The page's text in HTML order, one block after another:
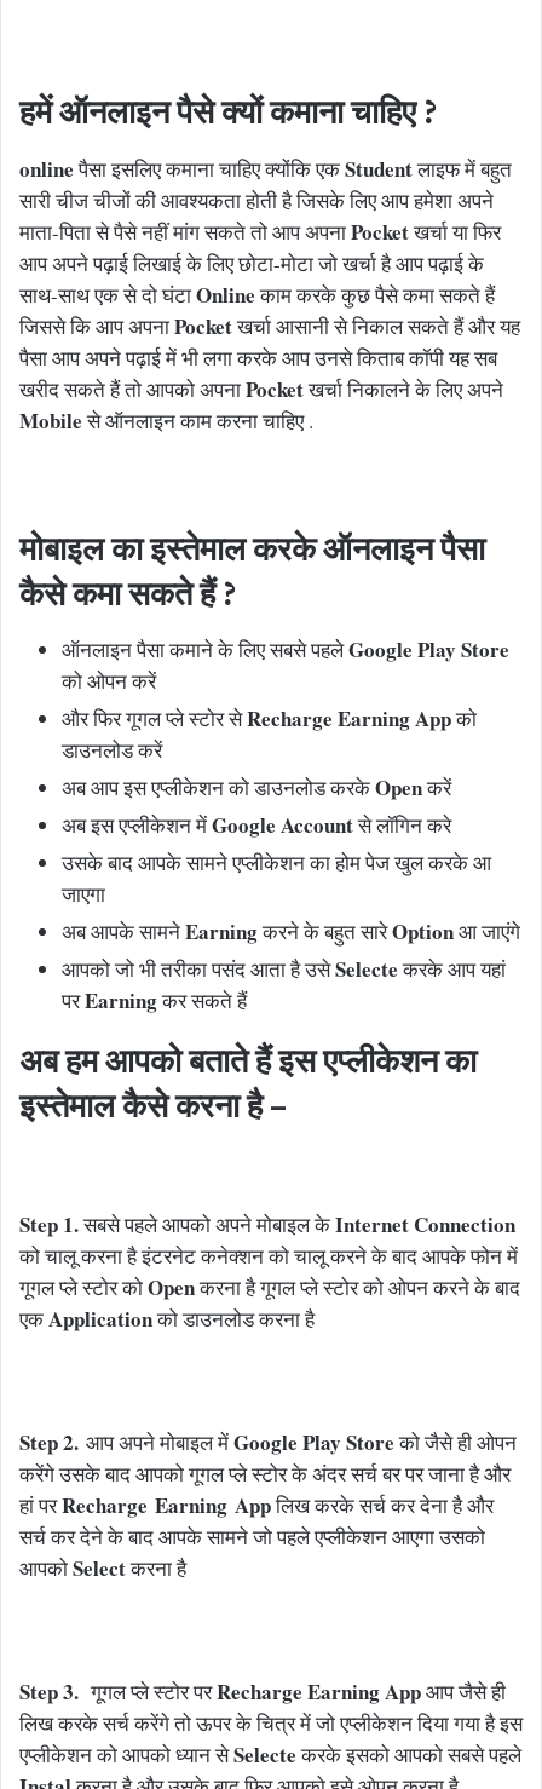
हमें ऑनलाइन पैसे क्यों कमाना चाहिए ?
onlineपैसा इसलिए कमाना चाहिए क्योंकि एकStudentलाइफ में बहुत
सारी चीज चीजों की आवश्यकता होती है जिसके लिए आप हमेशा अपने
माता-पिता से पैसे नहीं मांग सकते तो आप अपनाPocketखर्चा या फिर
आप अपने पढ़ाई लिखाई के लिए छोटा-मोटा जो खर्चा है आप पढ़ाई के
साथ-साथ एक से दो घंटाOnlineकाम करके कुछ पैसे कमा सकते हैं
जिससे कि आप अपनाPocketखर्चा आसानी से निकाल सकते हैं और यह
पैसा आप अपने पढ़ाई में भी लगा करके आप उनसे किताब कॉपी यह सब
खरीद सकते हैं तो आपको अपनाPocketखर्चा निकालने के लिए अपने
Mobileसे ऑनलाइन काम करना चाहिए .
मोबाइल का इस्तेमाल करके ऑनलाइन पैसा
कैसे कमा सकते हैं ?
ऑनलाइन पैसा कमाने के लिए सबसे पहलेGoogle Play Store
को ओपन करें
और फिर गूगल प्ले स्टोर सेRecharge Earning Appको
डाउनलोड करें
अब आप इस एप्लीकेशन को डाउनलोड करकेOpenकरें
अब इस एप्लीकेशन मेंGoogle Accountसे लॉगिन करे
उसके बाद आपके सामने एप्लीकेशन का होम पेज खुल करके आ
जाएगा
अब आपके सामनेEarningकरने के बहुत सारेOptionआ जाएंगे
आपको जो भी तरीका पसंद आता है उसेSelecteकरके आप यहां
परEarningकर सकते हैं
अब हम आपको बताते हैं इस एप्लीकेशन का
इस्तेमाल कैसे करना है –
Step 1.सबसे पहले आपको अपने मोबाइल केInternet Connection
को चालू करना है इंटरनेट कनेक्शन को चालू करने के बाद आपके फोन में
गूगल प्ले स्टोर कोOpenकरना है गूगल प्ले स्टोर को ओपन करने के बाद
एकApplicationको डाउनलोड करना है
Step 2. आप अपने मोबाइल मेंGoogle Play Storeको जैसे ही ओपन
करेंगे उसके बाद आपको गूगल प्ले स्टोर के अंदर सर्च बर पर जाना है और
हां परRecharge Earning Appलिख करके सर्च कर देना है और
सर्च कर देने के बाद आपके सामने जो पहले एप्लीकेशन आएगा उसको
आपकोSelectकरना है
Step 3. गूगल प्ले स्टोर परRecharge Earning Appआप जैसे ही
लिख करके सर्च करेंगे तो ऊपर के चित्र में जो एप्लीकेशन दिया गया है इस
एप्लीकेशन को आपको ध्यान सेSelecteकरके इसको आपको सबसे पहले